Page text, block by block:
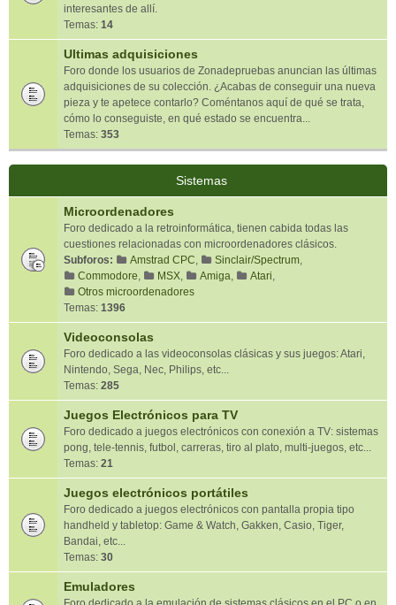
interesantes de allí.
Temas: 14
Ultimas adquisiciones
Foro donde los usuarios de Zonadepruebas anuncian las últimas
adquisiciones de su colección. ¿Acabas de conseguir una nueva
pieza y te apetece contarlo? Coméntanos aquí de qué se trata,
cómo lo conseguiste, en qué estado se encuentra...
Temas: 353
Sistemas
Microordenadores
Foro dedicado a la retroinformática, tienen cabida todas las
cuestiones relacionadas con microordenadores clásicos.
Subforos:
Amstrad CPC, Sinclair/Spectrum,
Commodore, MSX, Amiga, Atari,
Otros microordenadores
Temas: 1396
Videoconsolas
Foro dedicado a las videoconsolas clásicas y sus juegos: Atari,
Nintendo, Sega, Nec, Philips, etc...
Temas: 285
Juegos Electrónicos para TV
Foro dedicado a juegos electrónicos con conexión a TV: sistemas
pong, tele-tennis, futbol, carreras, tiro al plato, multi-juegos, etc...
Temas: 21
Juegos electrónicos portátiles
Foro dedicado a juegos electrónicos con pantalla propia tipo
handheld y tabletop: Game & Watch, Gakken, Casio, Tiger,
Bandai, etc...
Temas: 30
Emuladores